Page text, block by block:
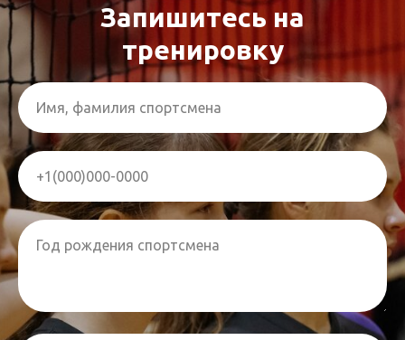
Запишитесь на
тренировку
Имя, фамилия спортсмена
+1(000)000-0000
Год рождения спортсмена